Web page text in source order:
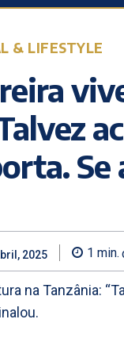
& LIFESTYLE
2025 1 min.
na Tanzânia: